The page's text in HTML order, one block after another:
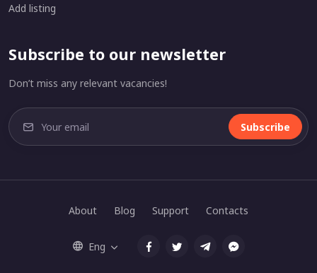
Add listing
Subscribe to our newsletter
Don’t miss any relevant vacancies!
Subscribe
About Blog Support Contacts
Eng